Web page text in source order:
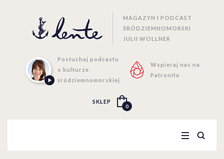
MAGAZYN I PODCAST
ŚRÓDZIEMNOMORSKI
JULII WOLLNER
Posłuchaj podcastu
o kulturze
śródziemnomorskiej
Wspieraj nas na
Patronite
SKLEP
0